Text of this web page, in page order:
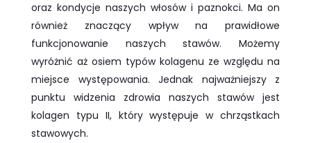
oraz kondycje naszych włosów i paznokci. Ma on
również znaczący wpływ na prawidłowe
funkcjonowanie naszych stawów. Możemy
wyróżnić aż osiem typów kolagenu ze względu na
miejsce występowania. Jednak najważniejszy z
punktu widzenia zdrowia naszych stawów jest
kolagen typu II, który występuje w chrząstkach
stawowych.